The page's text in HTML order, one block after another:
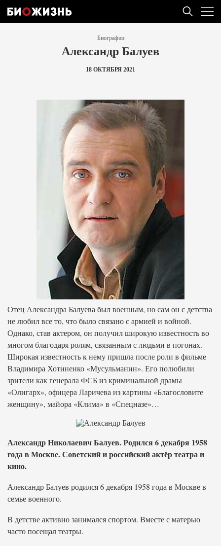
Биографии
Александр Балуев
18 ОКТЯБРЯ 2021
Отец Александра Балуева был военным, но сам он с детства
не любил все то, что было связано с армией и войной.
Однако, став актером, он получил широкую известность во
многом благодаря ролям, связанным с людьми в погонах.
Широкая известность к нему пришла после роли в фильме
Владимира Хотиненко «Мусульманин». Его полюбили
зрители как генерала ФСБ из криминальной драмы
«Олигарх», офицера Ларичева из картины «Благословите
женщину», майора «Клима» в «Спецназе»…
Александр Николаевич Балуев. Родился 6 декабря 1958
года в Москве. Советский и российский актёр театра и
кино.
Александр Балуев родился 6 декабря 1958 года в Москве в
семье военного.
В детстве активно занимался спортом. Вместе с матерью
часто посещал театры.